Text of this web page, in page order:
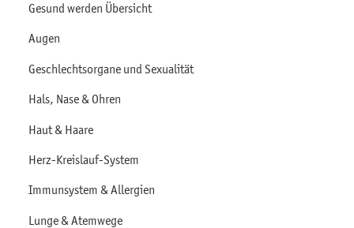
Gesund werden Übersicht
Augen
Geschlechtsorgane und Sexualität
Hals, Nase & Ohren
Haut & Haare
Herz-Kreislauf-System
Immunsystem & Allergien
Lunge & Atemwege